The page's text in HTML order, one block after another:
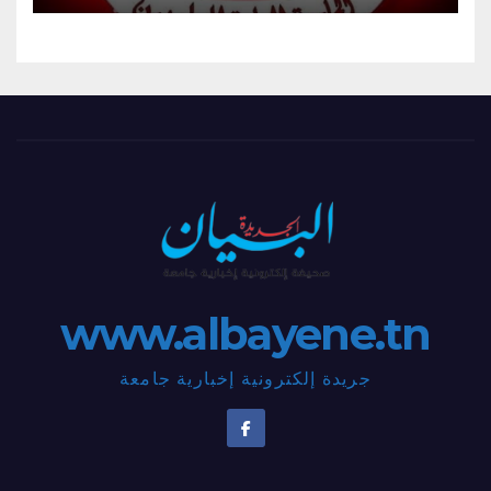
www.albayene.tn
جريدة إلكترونية إخبارية جامعة